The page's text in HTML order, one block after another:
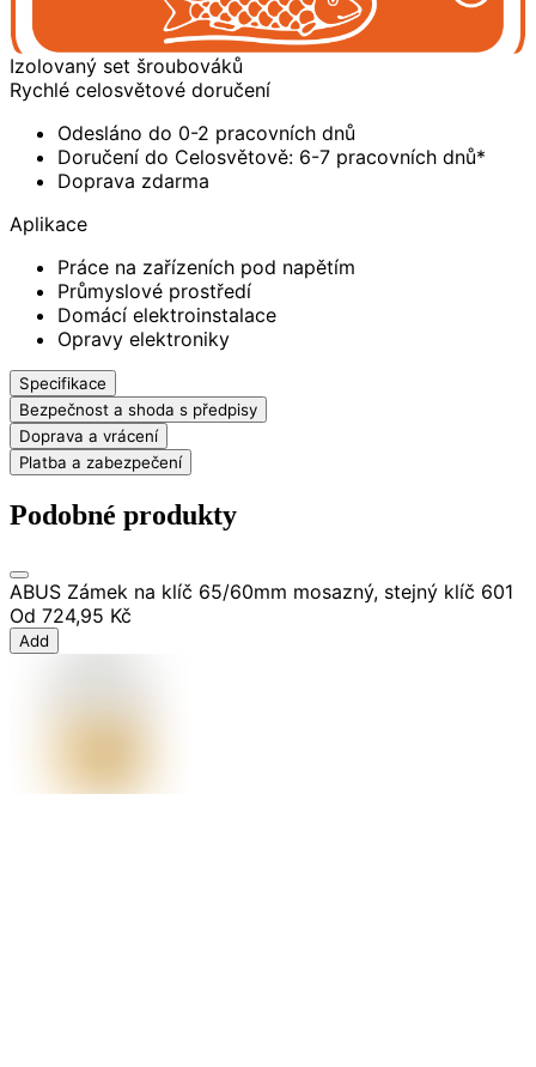
Izolovaný set šroubováků
Rychlé celosvětové doručení
Odesláno do 0-2 pracovních dnů
Doručení do Celosvětově: 6-7 pracovních dnů*
Doprava zdarma
Aplikace
Práce na zařízeních pod napětím
Průmyslové prostředí
Domácí elektroinstalace
Opravy elektroniky
Specifikace
Bezpečnost a shoda s předpisy
Doprava a vrácení
Platba a zabezpečení
Podobné produkty
ABUS Zámek na klíč 65/60mm mosazný, stejný klíč 601
Od 724,95 Kč
Add